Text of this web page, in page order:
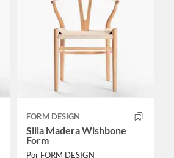
FORM DESIGN
Silla Madera Wishbone
Form
Por FORM DESIGN